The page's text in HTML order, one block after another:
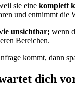
sie eine komplett
und entnimmt die
unsichtbar; wenn
Bereichen.
kommt, dann
dich